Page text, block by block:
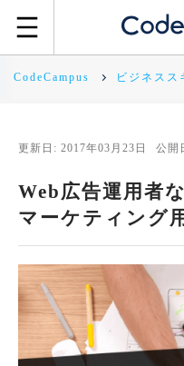
CodeCampus ビジネスス
更新日: 2017年03月23日 公開
Web広告運用者
マーケティング